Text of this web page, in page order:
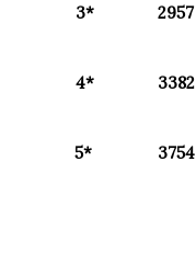
3* 2957
4* 3382
5* 3754